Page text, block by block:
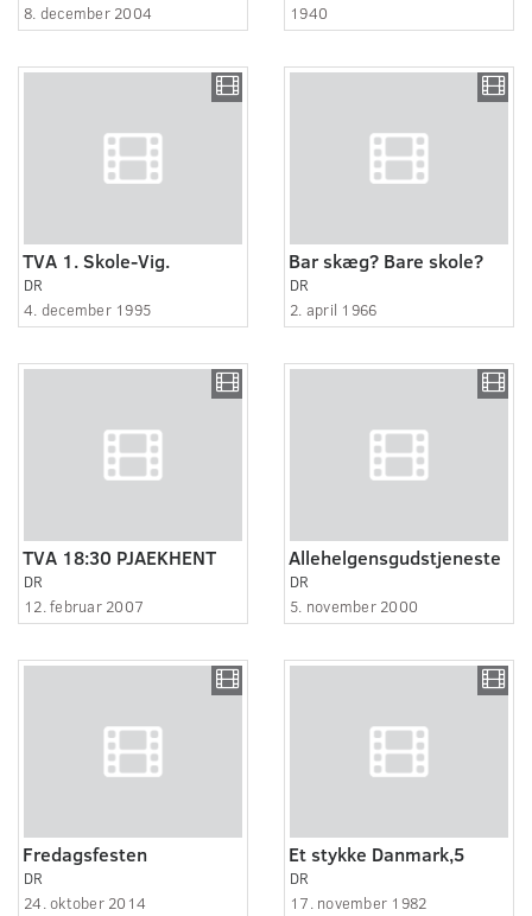
8. december 2004
1940
TVA 1. Skole-Vig.
DR
4. december 1995
Bar skæg? Bare skole?
DR
2. april 1966
TVA 18:30 PJAEKHENT
DR
12. februar 2007
Allehelgensgudstjeneste
DR
5. november 2000
Fredagsfesten
DR
24. oktober 2014
Et stykke Danmark,5
DR
17. november 1982